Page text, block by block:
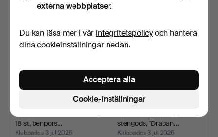
18 st, benpors…
Klubbades 3 jul 2026
stengods, "Draban…
Klubbades 3 jul 2026
externa webbplatser.
Du kan läsa mer i vår integritetspolicyoch hantera
dina cookieinställningar nedan.
Cookie-inställningar
Acceptera alla